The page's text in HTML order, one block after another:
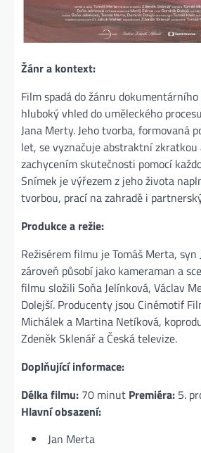
Žánr a kontext:
Film spadá do žánru
hluboký vhled do uměleckého
Jana Merty. Jeho tvorba, formovaná
let, se vyznačuje abstraktní zkratkou
zachycením skutečnosti pomocí
Snímek je výřezem z jeho života
tvorbou, prací na zahradě i
Produkce a režie:
Režisérem filmu je Tomáš Merta,
zároveň působí jako kameraman a
filmu složili Soňa Jelínková, Václav
Dolejší. Producenty jsou Cinémotif
Michálek a Martina Netíková,
Zdeněk Sklenář a Česká televize.
Doplňující informace:
Délka filmu: 70 minut Premiéra: 5.
Hlavní obsazení:
Jan Merta